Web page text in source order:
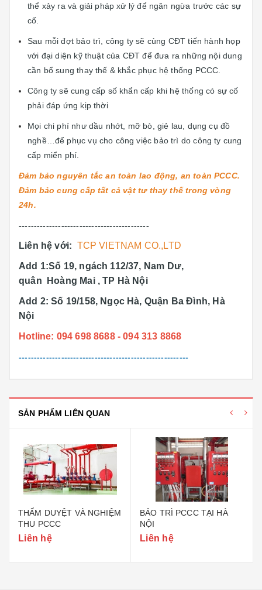
thể xảy ra và giải pháp xử lý để ngăn ngừa trước các sự
cố.
Sau mỗi đợt bảo trì, công ty sẽ cùng CĐT tiến hành họp
với đại diện kỹ thuật của CĐT để đưa ra những nội dung
cần bổ sung thay thế & khắc phục hệ thống PCCC.
Công ty sẽ cung cấp số khẩn cấp khi hệ thống có sự cố
phải đáp ứng kịp thời
Mọi chi phí như dầu nhớt, mỡ bò, giẻ lau, dụng cụ đồ
nghề…để phục vụ cho công việc bảo trì do công ty cung
cấp miển phí.
Đảm bảo nguyên tắc an toàn lao động, an toàn PCCC.
Đảm bảo cung cấp tất cả vật tư thay thế trong vòng
24h.
-------------------------------------------
Liên hệ với: TCP VIETNAM CO.,LTD
Add 1:Số 19, ngách 112/37, Nam Dư,
quân Hoàng Mai , TP Hà Nội
Add 2: Số 19/158, Ngọc Hà, Quận Ba Đình, Hà
Nội
Hotline: 094 698 8688 - 094 313 8868
--------------------------------------------------------
SẢN PHẨM LIÊN QUAN
THẨM DUYỆT VÀ NGHIỆM
THU PCCC
Liên hệ
BẢO TRÌ PCCC TẠI HÀ
NỘI
Liên hệ